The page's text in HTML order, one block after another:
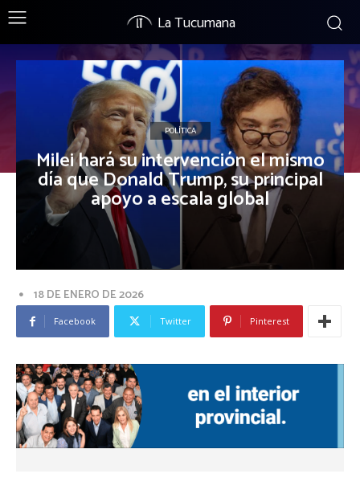
La Tucumana
POLÍTICA
Milei hará su intervención el mismo
día que Donald Trump, su principal
apoyo a escala global
18 DE ENERO DE 2026
Facebook Twitter Pinterest